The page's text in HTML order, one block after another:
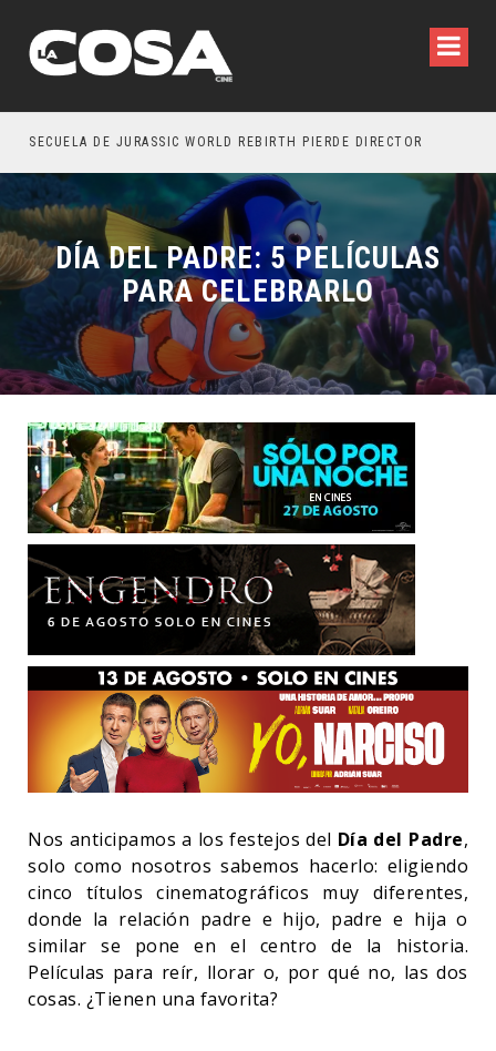
SECUELA DE JURASSIC WORLD REBIRTH PIERDE DIRECTOR
DÍA DEL PADRE: 5 PELÍCULAS
PARA CELEBRARLO
Nos anticipamos a los festejos del Día del Padre,
solo como nosotros sabemos hacerlo: eligiendo
cinco títulos cinematográficos muy diferentes,
donde la relación padre e hijo, padre e hija o
similar se pone en el centro de la historia.
Películas para reír, llorar o, por qué no, las dos
cosas. ¿Tienen una favorita?